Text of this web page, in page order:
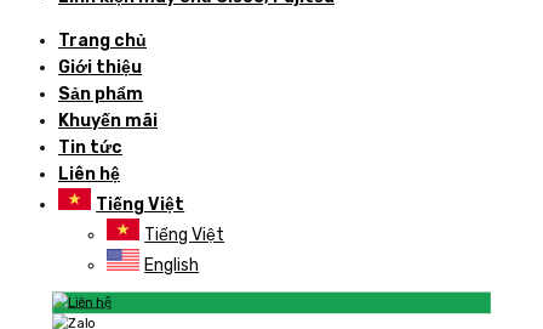
Trang chủ
Giới thiệu
Sản phẩm
Khuyến mãi
Tin tức
Liên hệ
Tiếng Việt
Tiếng Việt
English